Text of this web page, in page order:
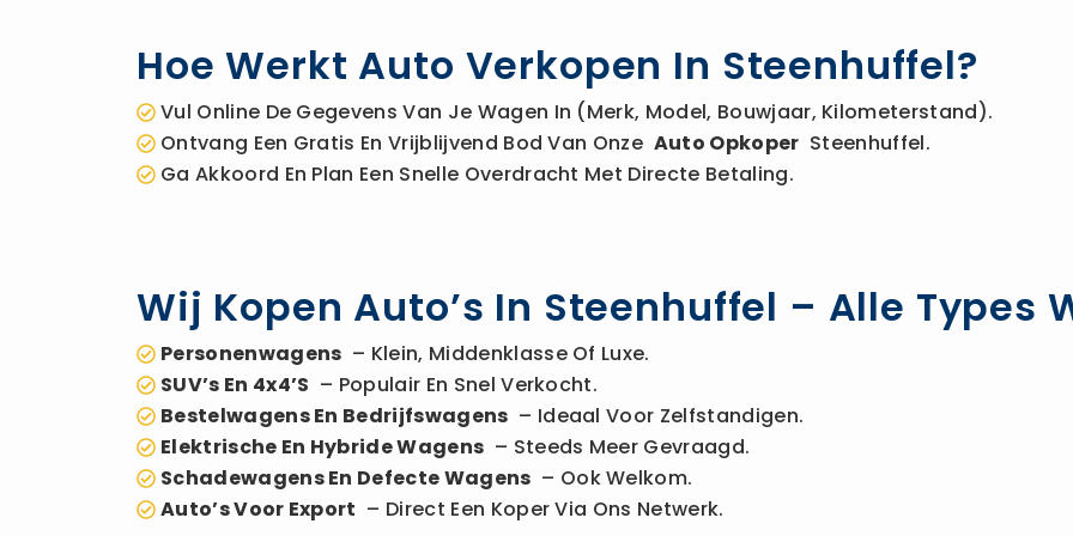
Hoe Werkt Auto Verkopen In Steenhuffel?
Vul Online De Gegevens Van Je Wagen In (merk, Model, Bouwjaar, Kilometerstand).
Ontvang Een Gratis En Vrijblijvend Bod Van Onze Auto Opkoper Steenhuffel.
Ga Akkoord En Plan Een Snelle Overdracht Met Directe Betaling.
Wij Kopen Auto’s In Steenhuffel – Alle Types
Personenwagens – Klein, Middenklasse Of Luxe.
SUV’s En 4x4’s – Populair En Snel Verkocht.
Bestelwagens En Bedrijfswagens – Ideaal Voor Zelfstandigen.
Elektrische En Hybride Wagens – Steeds Meer Gevraagd.
Schadewagens En Defecte Wagens – Ook Welkom.
Auto’s Voor Export – Direct Een Koper Via Ons Netwerk.